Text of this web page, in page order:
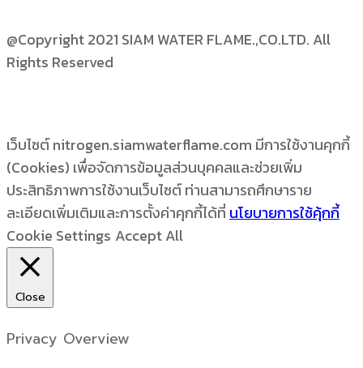
@Copyright 2021 SIAM WATER FLAME.,CO.LTD. All
Rights Reserved
เว็บไซต์ nitrogen.siamwaterflame.com มีการใช้งานคุกกี้
(Cookies) เพื่อจัดการข้อมูลส่วนบุคคลและช่วยเพิ่ม
ประสิทธิภาพการใช้งานเว็บไซต์ ท่านสามารถศึกษาราย
ละเอียดเพิ่มเติมและการตั้งค่าคุกกี้ได้ที่ นโยบายการใช้คุ้กกี้
Cookie Settings Accept All
Close
Privacy Overview